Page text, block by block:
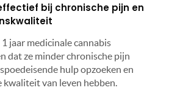
bij chronische pijn en
jaar medicinale cannabis
dat ze minder chronische pijn
hulp opzoeken en
kwaliteit van leven hebben.